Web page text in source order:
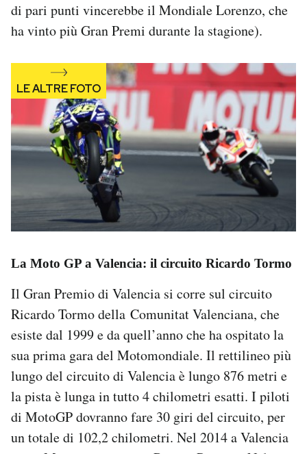
di pari punti vincerebbe il Mondiale Lorenzo, che
ha vinto più Gran Premi durante la stagione).
La Moto GP a Valencia: il circuito Ricardo Tormo
Il Gran Premio di Valencia si corre sul circuito
Ricardo Tormo della Comunitat Valenciana, che
esiste dal 1999 e da quell’anno che ha ospitato la
sua prima gara del Motomondiale. Il rettilineo più
lungo del circuito di Valencia è lungo 876 metri e
la pista è lunga in tutto 4 chilometri esatti. I piloti
di MotoGP dovranno fare 30 giri del circuito, per
un totale di 102,2 chilometri. Nel 2014 a Valencia